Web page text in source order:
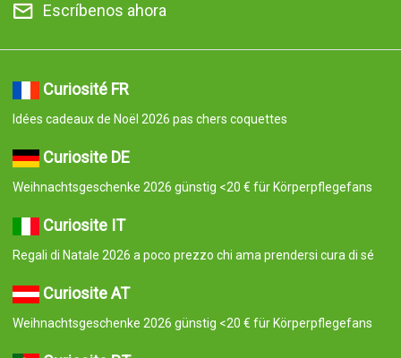
Escríbenos ahora
Curiosité FR
Idées cadeaux de Noël 2026 pas chers coquettes
Curiosite DE
Weihnachtsgeschenke 2026 günstig <20 € für Körperpflegefans
Curiosite IT
Regali di Natale 2026 a poco prezzo chi ama prendersi cura di sé
Curiosite AT
Weihnachtsgeschenke 2026 günstig <20 € für Körperpflegefans